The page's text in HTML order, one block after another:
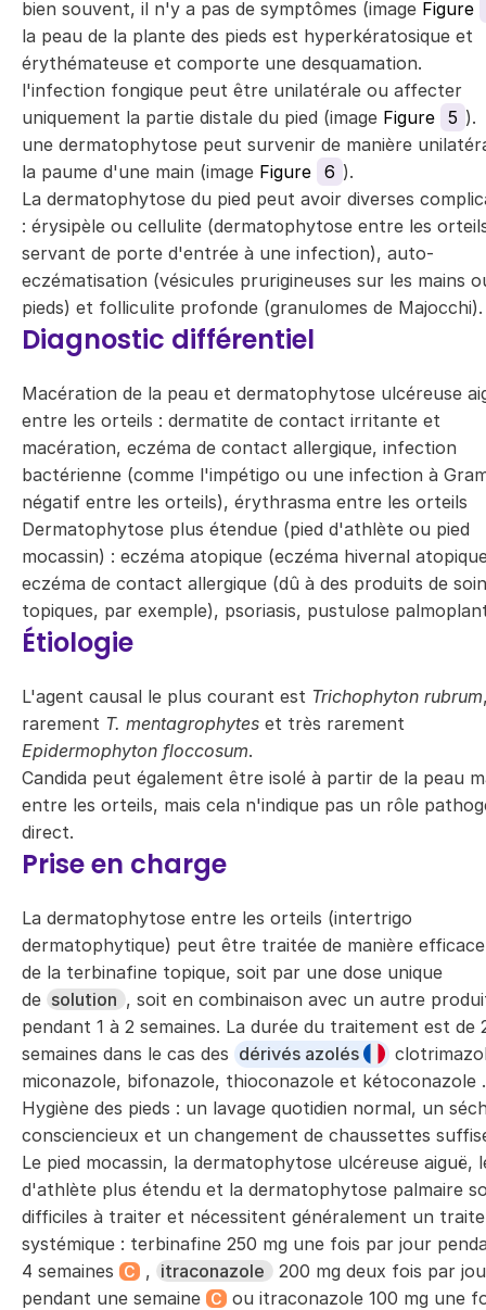
bien souvent, il n'y a pas de symptômes (image Figure
la peau de la plante des pieds est hyperkératosique et
érythémateuse et comporte une desquamation.
l'infection fongique peut être unilatérale ou affecter
uniquement la partie distale du pied (image Figure 5 ).
une dermatophytose peut survenir de manière
la paume d'une main (image Figure 6 ).
La dermatophytose du pied peut avoir diverses
: érysipèle ou cellulite (dermatophytose entre les
servant de porte d'entrée à une infection), auto-
eczématisation (vésicules prurigineuses sur les mains
pieds) et folliculite profonde (granulomes de Majocchi).
Diagnostic différentiel
Macération de la peau et dermatophytose ulcéreuse
entre les orteils : dermatite de contact irritante et
macération, eczéma de contact allergique, infection
bactérienne (comme l'impétigo ou une infection à
négatif entre les orteils), érythrasma entre les orteils
Dermatophytose plus étendue (pied d'athlète ou pied
mocassin) : eczéma atopique (eczéma hivernal
eczéma de contact allergique (dû à des produits de
topiques, par exemple), psoriasis, pustulose
Étiologie
L'agent causal le plus courant est Trichophyton rubrum
rarement T. mentagrophytes et très rarement
Epidermophyton floccosum.
Candida peut également être isolé à partir de la peau
entre les orteils, mais cela n'indique pas un rôle
direct.
Prise en charge
La dermatophytose entre les orteils (intertrigo
dermatophytique) peut être traitée de manière
de la terbinafine topique, soit par une dose unique
de solution , soit en combinaison avec un autre
pendant 1 à 2 semaines. La durée du traitement est de
semaines dans le cas des dérivés azolés
miconazole, bifonazole, thioconazole et kétoconazole .
Hygiène des pieds : un lavage quotidien normal, un
consciencieux et un changement de chaussettes
Le pied mocassin, la dermatophytose ulcéreuse aiguë,
d'athlète plus étendu et la dermatophytose palmaire
difficiles à traiter et nécessitent généralement un
systémique : terbinafine 250 mg une fois par jour
4 semaines
C , itraconazole
200 mg deux fois par
pendant une semaine C ou itraconazole 100 mg une